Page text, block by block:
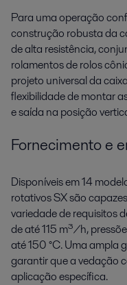
Para uma operação
construção robusta da
de alta resistência,
rolamentos de rolos
projeto universal da
flexibilidade de montar
e saída na posição
Fornecimento e
Disponíveis em 14
rotativos SX são
variedade de requisitos
de até 115 m³/h,
até 150 °C. Uma ampla
garantir que a vedação
aplicação específica.